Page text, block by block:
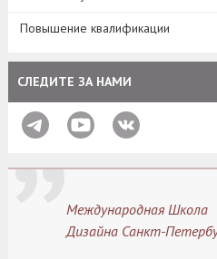
Повышение квалификации
СЛЕДИТЕ ЗА НАМИ
Международная Школа
Дизайна Санкт-